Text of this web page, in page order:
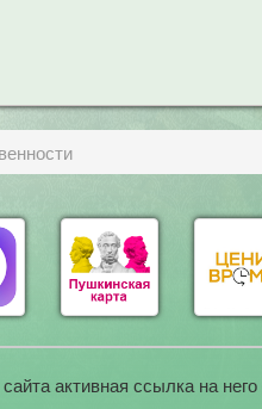
активная ссылка на него